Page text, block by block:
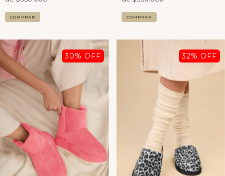
COMPRAR COMPRAR
30% OFF 32% OFF